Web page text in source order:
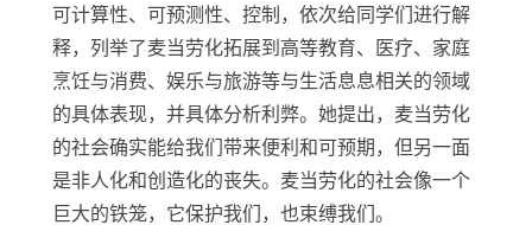
可计算性、可预测性、控制，依次给同学们进行解
释，列举了麦当劳化拓展到高等教育、医疗、家庭
烹饪与消费、娱乐与旅游等与生活息息相关的领域
的具体表现，并具体分析利弊。她提出，麦当劳化
的社会确实能给我们带来便利和可预期，但另一面
是非人化和创造化的丧失。麦当劳化的社会像一个
巨大的铁笼，它保护我们，也束缚我们。